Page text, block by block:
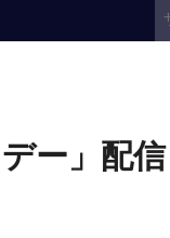
ー」配信